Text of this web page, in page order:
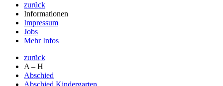
zurück
Informationen
Impressum
Jobs
Mehr Infos
zurück
A – H
Abschied
Abschied Kindergarten